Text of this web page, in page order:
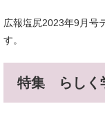
広報塩尻2023年9月号
す。
特集 らしく